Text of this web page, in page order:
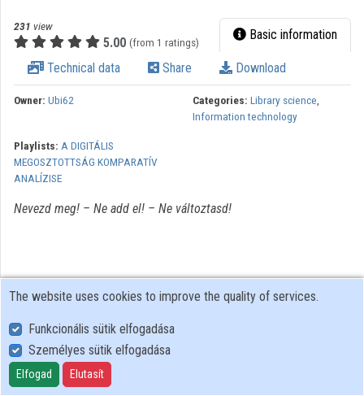
231 view
5.00 (from 1 ratings) Basic information
Technical data Share Download
Owner: Ubi62 Categories: Library science,
Information technology
Playlists: A DIGITÁLIS
MEGOSZTOTTSÁG KOMPARATÍV
ANALÍZISE
Nevezd meg! – Ne add el! – Ne változtasd!
User Policy
Adatkezelési tájékoztató (en)
Cookie Policy
The website uses cookies to improve the quality of services.
Funkcionális sütik elfogadása
Személyes sütik elfogadása
Elfogad Elutasít